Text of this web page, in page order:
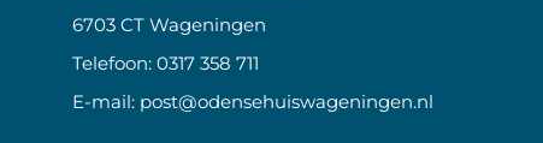
6703 CT Wageningen
Telefoon: 0317 358 711
E-mail: post@odensehuiswageningen.nl